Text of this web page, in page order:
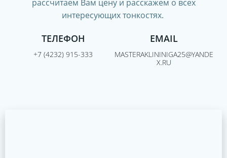
рассчитаем Вам цену и расскажем о всех
интересующих тонкостях.
ТЕЛЕФОН
+7 (4232) 915-333
EMAIL
MASTERAKLININIGA25@YANDE
X.RU